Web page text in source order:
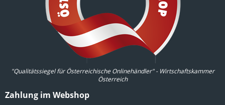
"Qualitätssiegel für Österreichische Onlinehändler" - Wirtschaftskammer
Österreich
Zahlung im Webshop